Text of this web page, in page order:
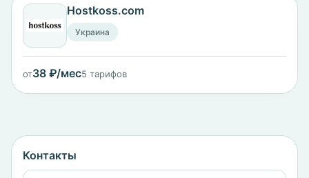
Hostkoss.com
Украина
от38 ₽/мес5 тарифов
Контакты